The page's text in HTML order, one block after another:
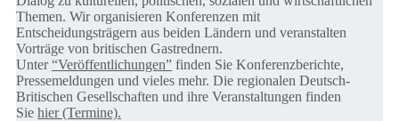
Themen. Wir organisieren Konferenzen mit
Entscheidungsträgern aus beiden Ländern und veranstalten
Vorträge von britischen Gastrednern.
Unter“Veröffentlichungen” finden Sie Konferenzberichte,
Pressemeldungen und vieles mehr. Die regionalen Deutsch-
Britischen Gesellschaften und ihre Veranstaltungen finden
Sie hier (Termine).